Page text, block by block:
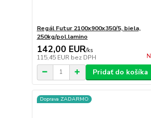
Regál Futur 2100x900x350/5, biela,
250kg/pol.lamino
142,00 EUR/ks
115,45 EUR bez DPH
Pridať do košíka
Doprava ZADARMO